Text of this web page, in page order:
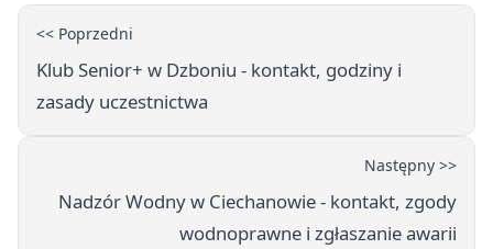
<< Poprzedni
Klub Senior+ w Dzboniu - kontakt, godziny i
zasady uczestnictwa
Następny >>
Nadzór Wodny w Ciechanowie - kontakt, zgody
wodnoprawne i zgłaszanie awarii